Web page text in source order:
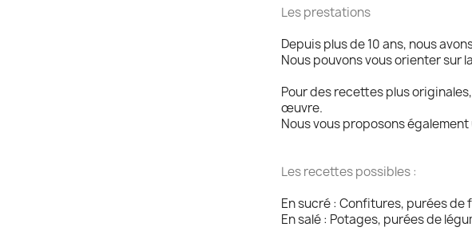
Les prestations
Depuis plus de 10 ans, nous
Nous pouvons vous orienter sur
Pour des recettes plus
œuvre.
Nous vous proposons
Les recettes possibles :
En sucré : Confitures, purées de
En salé : Potages, purées de